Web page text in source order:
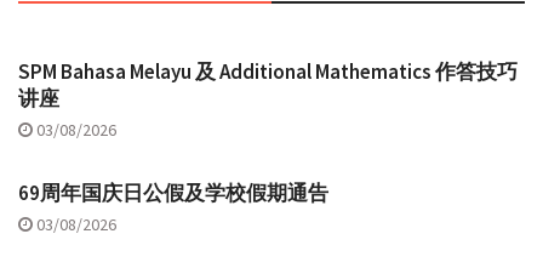
SPM Bahasa Melayu 及 Additional Mathematics 作答技巧
讲座
03/08/2026
69周年国庆日公假及学校假期通告
03/08/2026